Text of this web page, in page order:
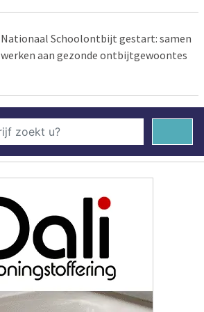
Nationaal Schoolontbijt gestart: samen
werken aan gezonde ontbijtgewoontes